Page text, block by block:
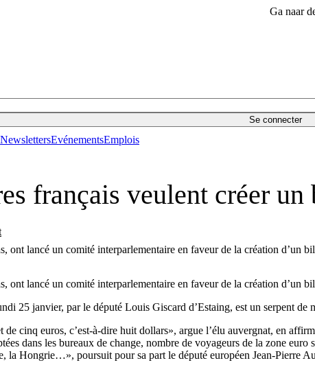
Ga naar
Se connecter
NewslettersEvénementsEmplois
français veulent créer
ont lancé un comité interparlementaire en faveur de la création d’un
ont lancé un comité interparlementaire en faveur de la création d’un
25 janvier, par le député Louis Giscard d’Estaing, est un serpent de
cinq euros, c’est-à-dire huit dollars», argue l’élu auvergnat, en
dans les bureaux de change, nombre de voyageurs de la zone
la Hongrie…», poursuit pour sa part le député européen Jean-Pierre